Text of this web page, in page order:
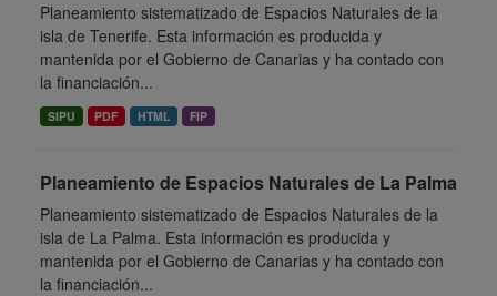
Planeamiento sistematizado de Espacios Naturales de la
isla de Tenerife. Esta información es producida y
mantenida por el Gobierno de Canarias y ha contado con
la financiación...
SIPU PDF HTML FIP
Planeamiento de Espacios Naturales de La Palma
Planeamiento sistematizado de Espacios Naturales de la
isla de La Palma. Esta información es producida y
mantenida por el Gobierno de Canarias y ha contado con
la financiación...